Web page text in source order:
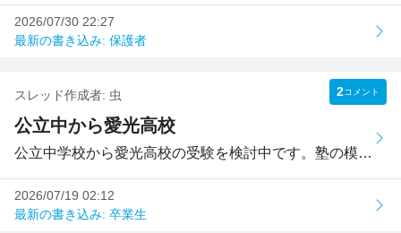
2026/07/30 22:27
最新の書き込み: 保護者
スレッド作成者: 虫 2コメント
公立中から愛光高校
公立中学校から愛光高校の受験を検討中です。塾の模試ではA判...
2026/07/19 02:12
最新の書き込み: 卒業生